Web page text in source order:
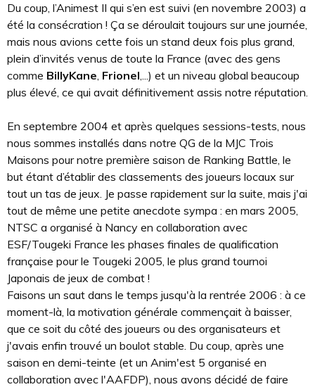
Du coup, l’Animest II qui s’en est suivi (en novembre 2003) a
été la consécration ! Ça se déroulait toujours sur une journée,
mais nous avions cette fois un stand deux fois plus grand,
plein d’invités venus de toute la France (avec des gens
comme BillyKane, Frionel,...) et un niveau global beaucoup
plus élevé, ce qui avait définitivement assis notre réputation.
En septembre 2004 et après quelques sessions-tests, nous
nous sommes installés dans notre QG de la MJC Trois
Maisons pour notre première saison de Ranking Battle, le
but étant d’établir des classements des joueurs locaux sur
tout un tas de jeux. Je passe rapidement sur la suite, mais j'ai
tout de même une petite anecdote sympa : en mars 2005,
NTSC a organisé à Nancy en collaboration avec
ESF/Tougeki France les phases finales de qualification
française pour le Tougeki 2005, le plus grand tournoi
Japonais de jeux de combat !
Faisons un saut dans le temps jusqu'à la rentrée 2006 : à ce
moment-là, la motivation générale commençait à baisser,
que ce soit du côté des joueurs ou des organisateurs et
j'avais enfin trouvé un boulot stable. Du coup, après une
saison en demi-teinte (et un Anim'est 5 organisé en
collaboration avec l'AAFDP), nous avons décidé de faire